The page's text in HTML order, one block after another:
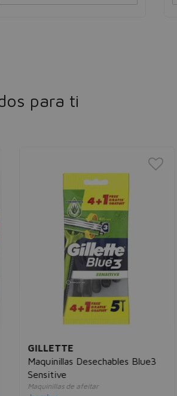
para ti
GILLETTE
Maquinillas Desechables Blue3
Sensitive
Maquinillas de afeitar